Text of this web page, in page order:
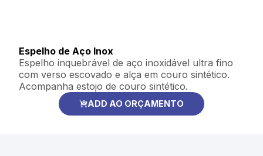
Espelho de Aço Inox
Espelho inquebrável de aço inoxidável ultra fino
com verso escovado e alça em couro sintético.
Acompanha estojo de couro sintético.
ADD AO ORÇAMENTO